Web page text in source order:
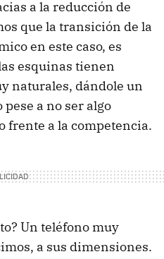
a la reducción de
que la transición de la
en este caso, es
esquinas tienen
naturales, dándole un
a no ser algo
frente a la competencia.
Un teléfono muy
a sus dimensiones.